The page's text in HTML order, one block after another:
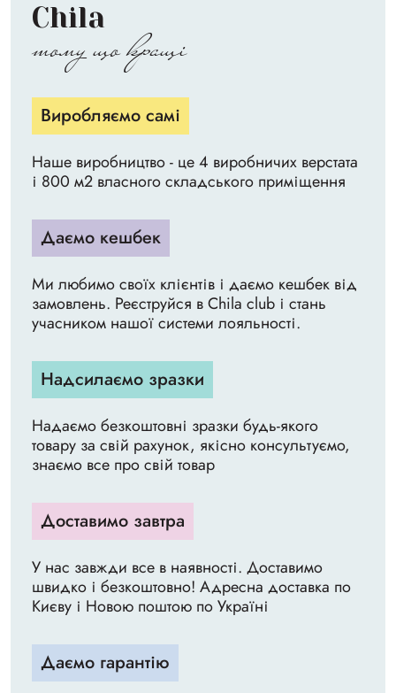
Chila
тому що кращі
Виробляємо самі
Наше виробництво - це 4 виробничих верстата
і 800 м2 власного складського приміщення
Даємо кешбек
Ми любимо своїх клієнтів і даємо кешбек від
замовлень. Реєструйся в Chila club і стань
учасником нашої системи лояльності.
Надсилаємо зразки
Надаємо безкоштовні зразки будь-якого
товару за свій рахунок, якісно консультуємо,
знаємо все про свій товар
Доставимо завтра
У нас завжди все в наявності. Доставимо
швидко і безкоштовно! Адресна доставка по
Києву і Новою поштою по Україні
Даємо гарантію